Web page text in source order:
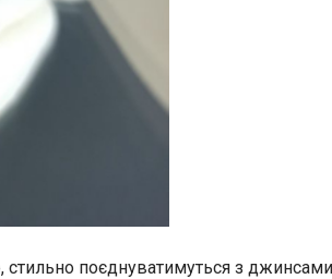
поєднуватимуться з